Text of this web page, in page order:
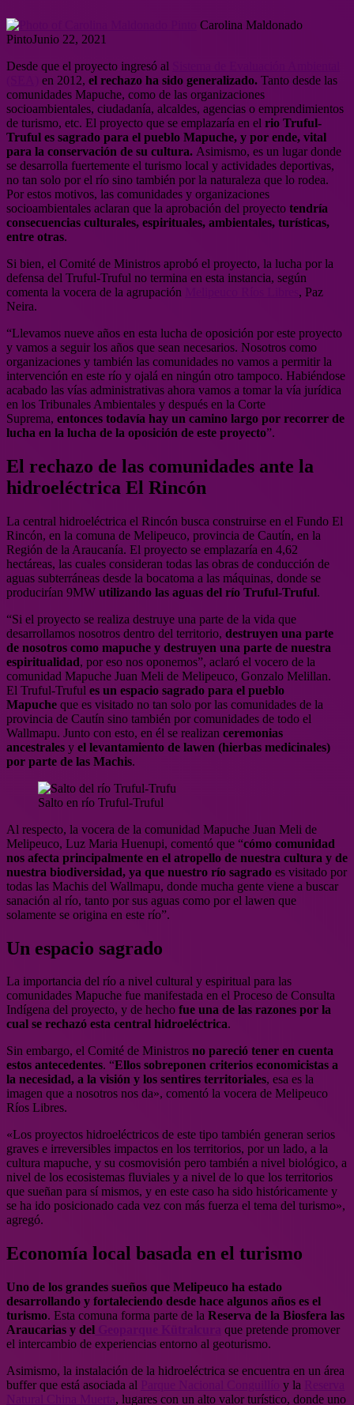
Carolina Maldonado
PintoJunio 22, 2021
Desde que el proyecto ingresó al
en 2012, el rechazo ha sido generalizado. Tanto desde las
comunidades Mapuche, como de las organizaciones
socioambientales, ciudadanía, alcaldes, agencias o emprendimientos
de turismo, etc. El proyecto que se emplazaría en el rio Truful-
Truful es sagrado para el pueblo Mapuche, y por ende, vital
para la conservación de su cultura. Asimismo, es un lugar donde
se desarrolla fuertemente el turismo local y actividades deportivas,
no tan solo por el río sino también por la naturaleza que lo rodea.
Por estos motivos, las comunidades y organizaciones
socioambientales aclaran que la aprobación del proyecto tendría
consecuencias culturales, espirituales, ambientales, turísticas,
entre otras.
Si bien, el Comité de Ministros aprobó el proyecto, la lucha por la
defensa del Truful-Truful no termina en esta instancia, según
comenta la vocera de la agrupación
, Paz
Neira.
“Llevamos nueve años en esta lucha de oposición por este proyecto
y vamos a seguir los años que sean necesarios. Nosotros como
organizaciones y también las comunidades no vamos a permitir la
intervención en este río y ojalá en ningún otro tampoco. Habiéndose
acabado las vías administrativas ahora vamos a tomar la vía jurídica
en los Tribunales Ambientales y después en la Corte
Suprema, entonces todavía hay un camino largo por recorrer de
lucha en la lucha de la oposición de este proyecto”.
El rechazo de las comunidades ante la
hidroeléctrica El Rincón
La central hidroeléctrica el Rincón busca construirse en el Fundo El
Rincón, en la comuna de Melipeuco, provincia de Cautín, en la
Región de la Araucanía. El proyecto se emplazaría en 4,62
hectáreas, las cuales consideran todas las obras de conducción de
aguas subterráneas desde la bocatoma a las máquinas, donde se
producirían 9MW utilizando las aguas del río Truful-Truful.
“Si el proyecto se realiza destruye una parte de la vida que
desarrollamos nosotros dentro del territorio, destruyen una parte
de nosotros como mapuche y destruyen una parte de nuestra
espiritualidad, por eso nos oponemos”, aclaró el vocero de la
comunidad Mapuche Juan Meli de Melipeuco, Gonzalo Melillan.
El Truful-Truful es un espacio sagrado para el pueblo
Mapuche que es visitado no tan solo por las comunidades de la
provincia de Cautín sino también por comunidades de todo el
Wallmapu. Junto con esto, en él se realizan ceremonias
ancestrales y el levantamiento de lawen (hierbas medicinales)
por parte de las Machis.
Salto en río Truful-Truful
Al respecto, la vocera de la comunidad Mapuche Juan Meli de
Melipeuco, Luz Maria Huenupi, comentó que “cómo comunidad
nos afecta principalmente en el atropello de nuestra cultura y de
nuestra biodiversidad, ya que nuestro río sagrado es visitado por
todas las Machis del Wallmapu, donde mucha gente viene a buscar
sanación al río, tanto por sus aguas como por el lawen que
solamente se origina en este río”.
Un espacio sagrado
La importancia del río a nivel cultural y espiritual para las
comunidades Mapuche fue manifestada en el Proceso de Consulta
Indígena del proyecto, y de hecho fue una de las razones por la
cual se rechazó esta central hidroeléctrica.
Sin embargo, el Comité de Ministros no pareció tener en cuenta
estos antecedentes. “Ellos sobreponen criterios economicistas a
la necesidad, a la visión y los sentires territoriales, esa es la
imagen que a nosotros nos da», comentó la vocera de Melipeuco
Ríos Libres.
«Los proyectos hidroeléctricos de este tipo también generan serios
graves e irreversibles impactos en los territorios, por un lado, a la
cultura mapuche, y su cosmovisión pero también a nivel biológico, a
nivel de los ecosistemas fluviales y a nivel de lo que los territorios
que sueñan para sí mismos, y en este caso ha sido históricamente y
se ha ido posicionado cada vez con más fuerza el tema del turismo»,
agregó.
Economía local basada en el turismo
Uno de los grandes sueños que Melipeuco ha estado
desarrollando y fortaleciendo desde hace algunos años es el
turismo. Esta comuna forma parte de la Reserva de la Biosfera las
Araucarias y del
que pretende promover
el intercambio de experiencias entorno al geoturismo.
Asimismo, la instalación de la hidroeléctrica se encuentra en un área
buffer que está asociada al
y la
, lugares con un alto valor turístico, donde uno